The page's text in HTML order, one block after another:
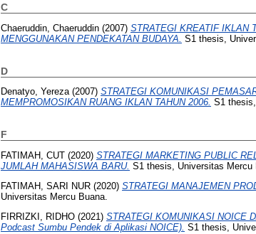
C
Chaeruddin, Chaeruddin (2007) STRATEGI KREATIF IKLAN
MENGGUNAKAN PENDEKATAN BUDAYA. S1 thesis,
D
Denatyo, Yereza(2007) STRATEGI KOMUNIKASI
MEMPROMOSIKAN RUANG IKLAN TAHUN 2006. S1
F
FATIMAH, CUT (2020) STRATEGI MARKETING PUBLIC
JUMLAH MAHASISWA BARU. S1 thesis, Universitas Mercu
FATIMAH, SARI NUR (2020) STRATEGI MANAJEMEN
Universitas Mercu Buana.
FIRRIZKI, RIDHO (2021) STRATEGI KOMUNIKASI NOICE
Podcast Sumbu Pendek di Aplikasi NOICE). S1 thesis,